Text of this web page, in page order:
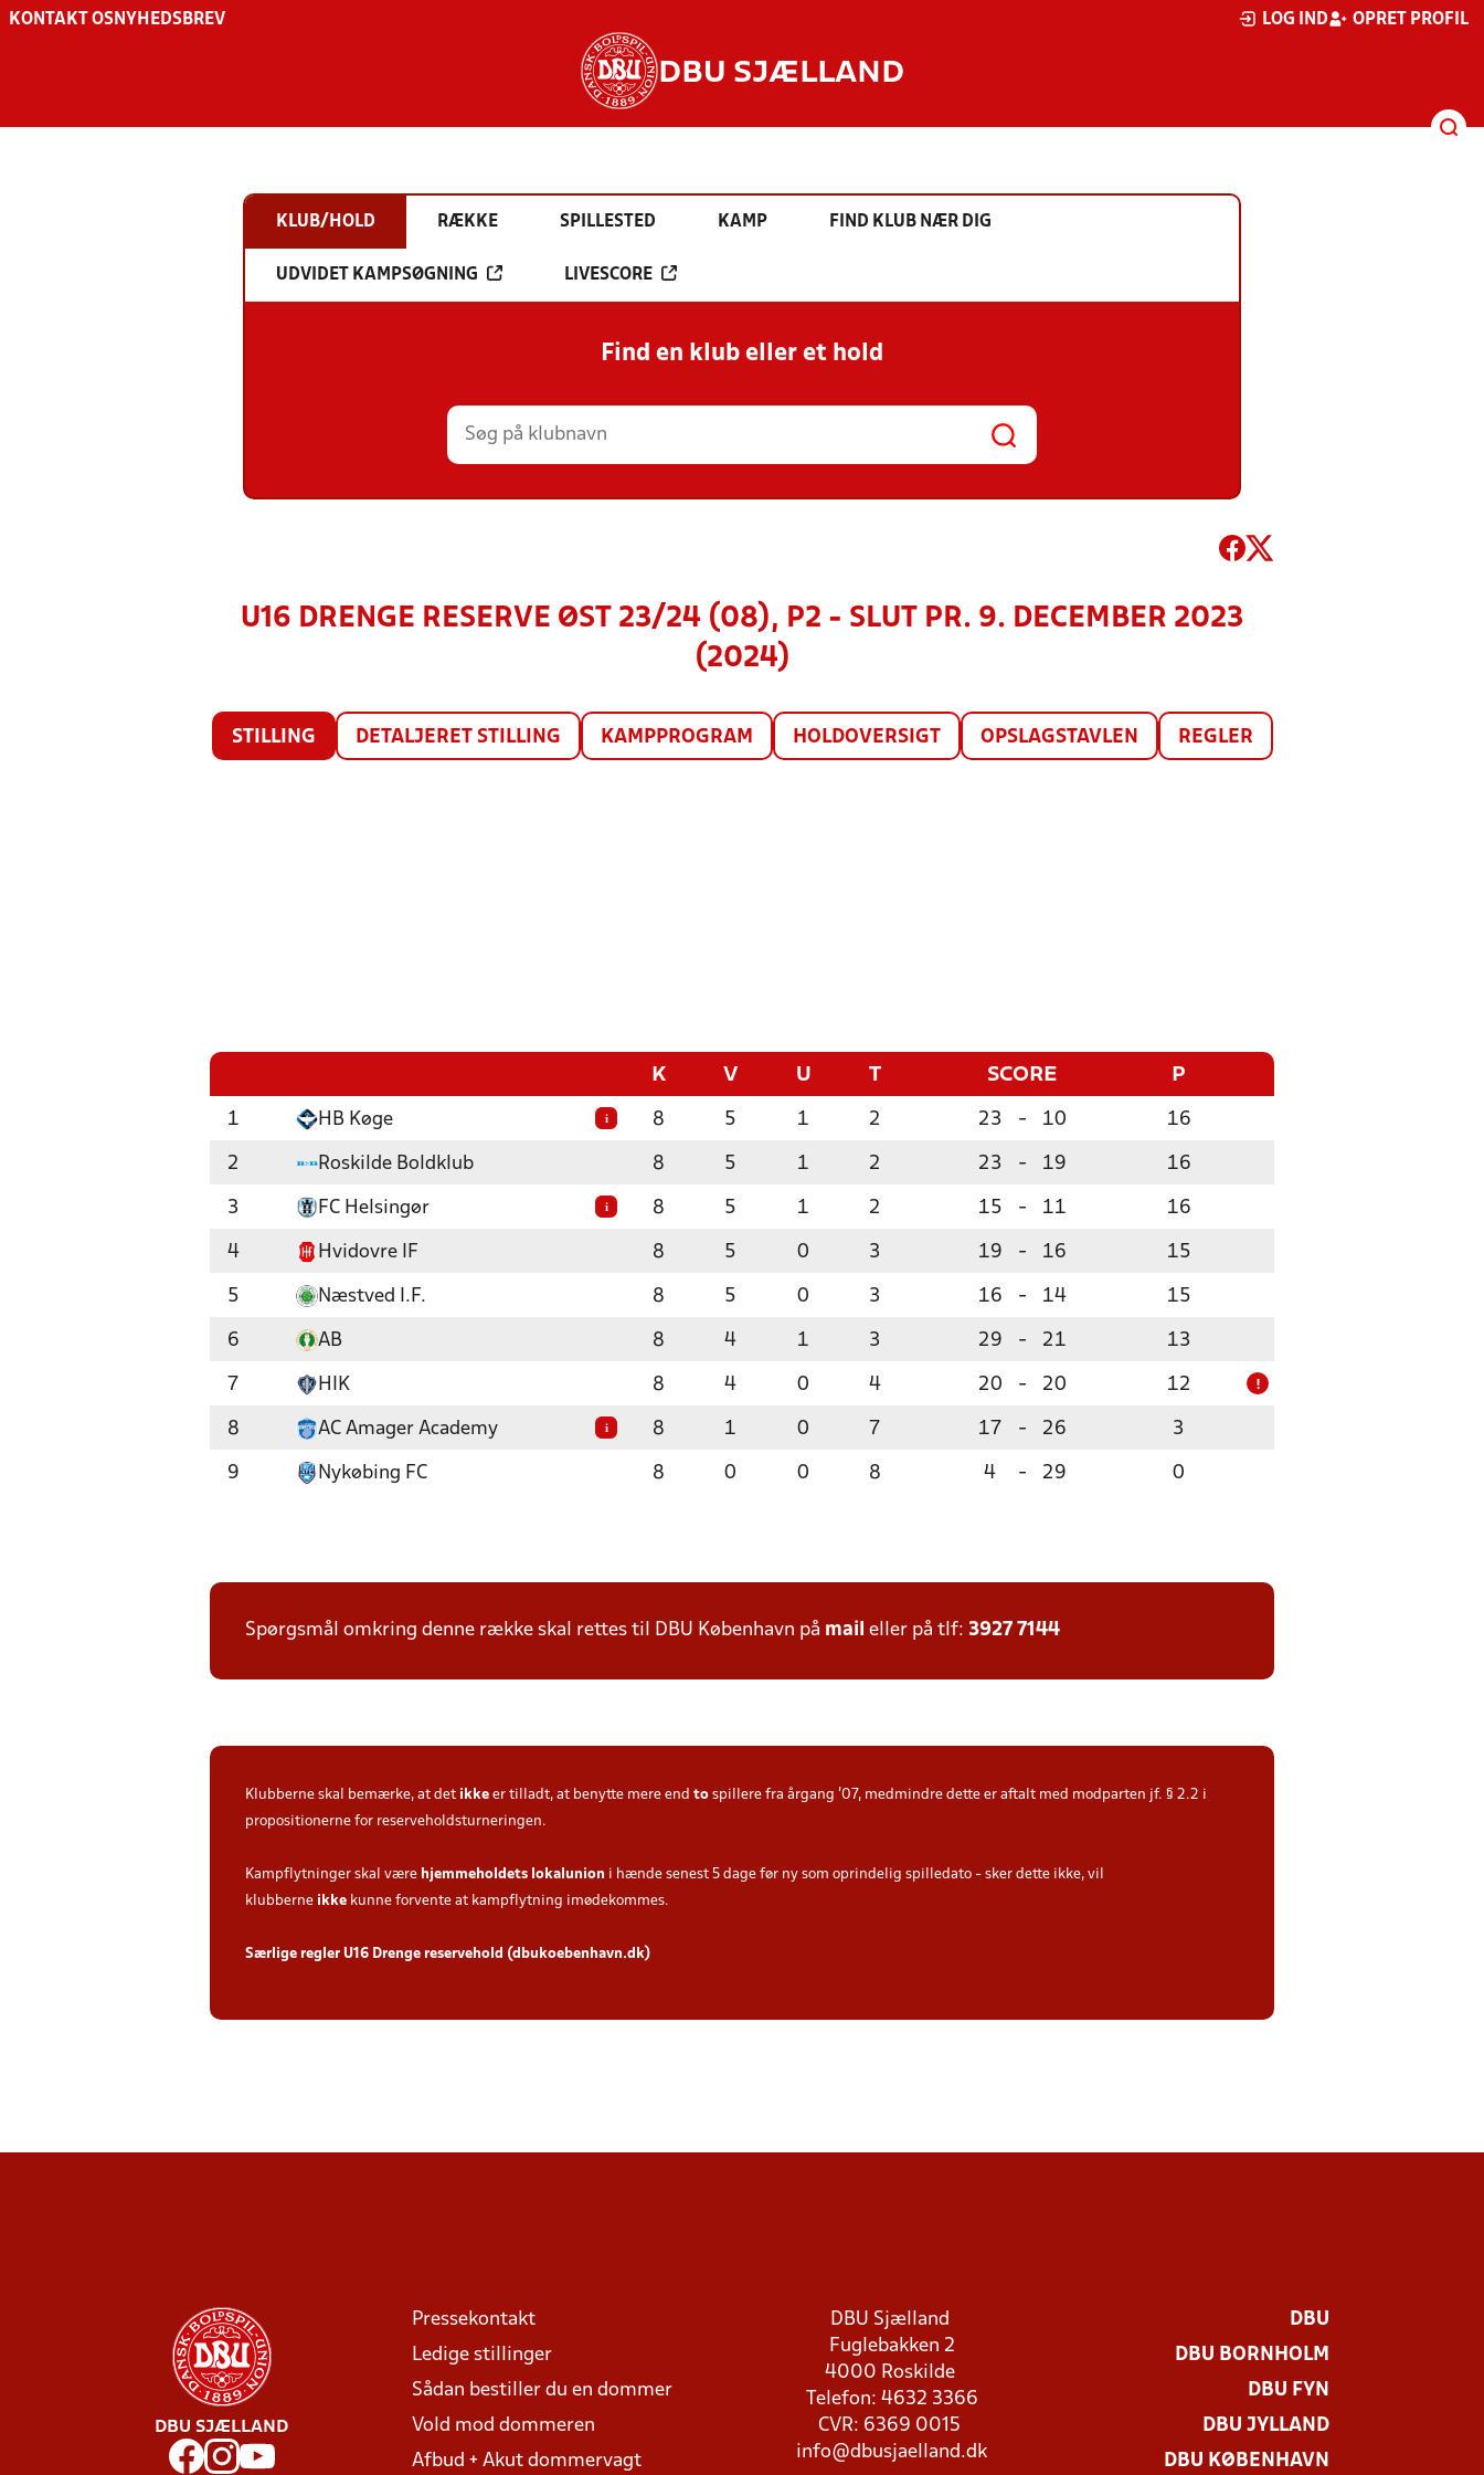
KONTAKT OS NYHEDSBREV LOG IND OPRET PROFIL
DBU SJÆLLAND
KLUB/HOLD RÆKKE SPILLESTED KAMP FIND KLUB NÆR DIG
UDVIDET KAMPSØGNING LIVESCORE
Find en klub eller et hold
U16 DRENGE RESERVE ØST 23/24 (08), P2 - SLUT PR. 9. DECEMBER 2023
(2024)
STILLING DETALJERET STILLING KAMPPROGRAM HOLDOVERSIGT OPSLAGSTAVLEN REGLER
K V U T SCORE P
1 HB Køge i 8 5 1 2 23 - 10 16
2 Roskilde Boldklub 8 5 1 2 23 - 19 16
3 FC Helsingør i 8 5 1 2 15 - 11 16
4 Hvidovre IF 8 5 0 3 19 - 16 15
5 Næstved I.F. 8 5 0 3 16 - 14 15
6 AB 8 4 1 3 29 - 21 13
7 HIK 8 4 0 4 20 - 20 12 !
8 AC Amager Academy i 8 1 0 7 17 - 26 3
9 Nykøbing FC 8 0 0 8 4 - 29 0
Spørgsmål omkring denne række skal rettes til DBU København på mail eller på tlf: 3927 7144
Klubberne skal bemærke, at det ikke er tilladt, at benytte mere end to spillere fra årgang '07, medmindre dette er aftalt med modparten jf. § 2.2 i
propositionerne for reserveholdsturneringen.
Kampflytninger skal være hjemmeholdets lokalunion i hænde senest 5 dage før ny som oprindelig spilledato - sker dette ikke, vil
klubberne ikke kunne forvente at kampflytning imødekommes.
Særlige regler U16 Drenge reservehold (dbukoebenhavn.dk)
DBU SJÆLLAND
Pressekontakt
Ledige stillinger
Sådan bestiller du en dommer
Vold mod dommeren
Afbud + Akut dommervagt
DBU Sjælland
Fuglebakken 2
4000 Roskilde
Telefon: 4632 3366
CVR: 6369 0015
info@dbusjaelland.dk
DBU
DBU BORNHOLM
DBU FYN
DBU JYLLAND
DBU KØBENHAVN